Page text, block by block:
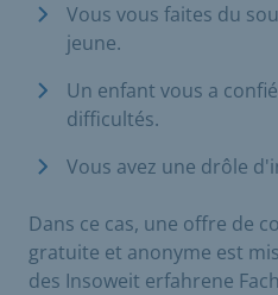
Vous vous faites du
jeune.
Un enfant vous a
difficultés.
Vous avez une drôle
Dans ce cas, une offre de
gratuite et anonyme est
des Insoweit erfahrene